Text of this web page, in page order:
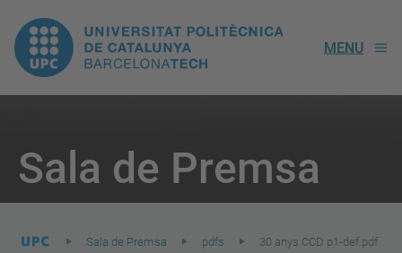
UPC.
Universitat
de
Catalunya
MENU
Sala de Premsa
here:
Sala de Premsa pdfs 30 anys CCD p1-def.pdf